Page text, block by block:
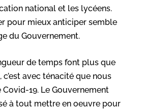
national et les lycéens.
pour mieux anticiper semble
du Gouvernement.
de temps font plus que
avec ténacité que nous
19. Le Gouvernement
à tout mettre en oeuvre pour